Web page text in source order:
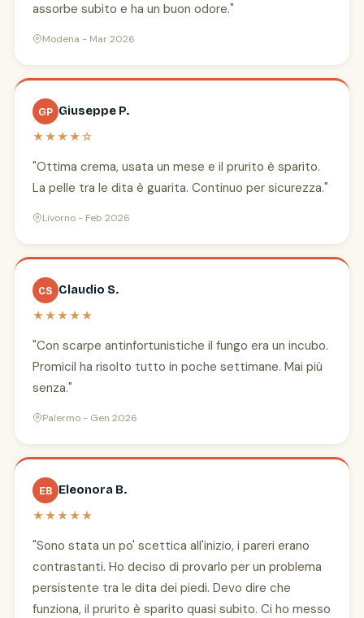
assorbe subito e ha un buon odore."
Modena - Mar 2026
GP Giuseppe P.
★★★★☆
"Ottima crema, usata un mese e il prurito è sparito.
La pelle tra le dita è guarita. Continuo per sicurezza."
Livorno - Feb 2026
CS Claudio S.
★★★★★
"Con scarpe antinfortunistiche il fungo era un incubo.
Promicil ha risolto tutto in poche settimane. Mai più
senza."
Palermo - Gen 2026
EB Eleonora B.
★★★★★
"Sono stata un po' scettica all'inizio, i pareri erano
contrastanti. Ho deciso di provarlo per un problema
persistente tra le dita dei piedi. Devo dire che
funziona, il prurito è sparito quasi subito. Ci ho messo